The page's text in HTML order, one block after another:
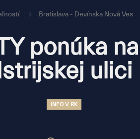
Bratislava - Devínska Nová Ves
ponúka
ulici
INFO V RK